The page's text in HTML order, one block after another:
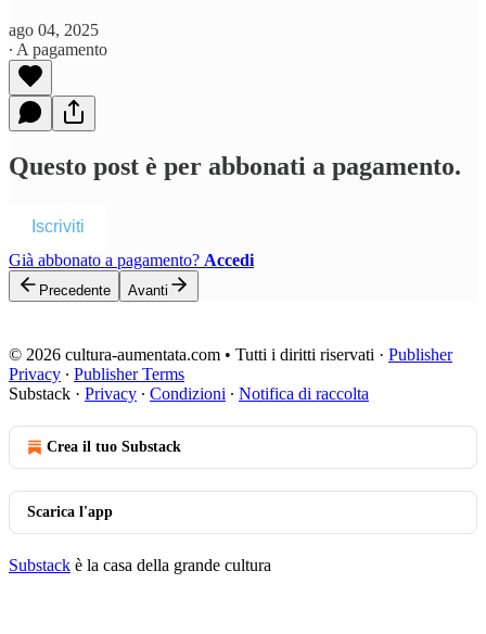
ago 04, 2025
∙ A pagamento
Questo post è per abbonati a pagamento.
Iscriviti
Già abbonato a pagamento? Accedi
Precedente Avanti
© 2026 cultura-aumentata.com • Tutti i diritti riservati · Publisher
Privacy ∙ Publisher Terms
Substack · Privacy ∙ Condizioni ∙ Notifica di raccolta
Crea il tuo Substack
Scarica l'app
Substack è la casa della grande cultura